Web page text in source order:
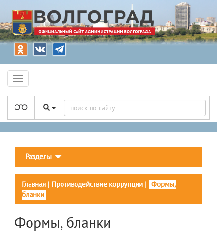
Разделы
Главная | Противодействие коррупции | Формы,
бланки
Формы, бланки